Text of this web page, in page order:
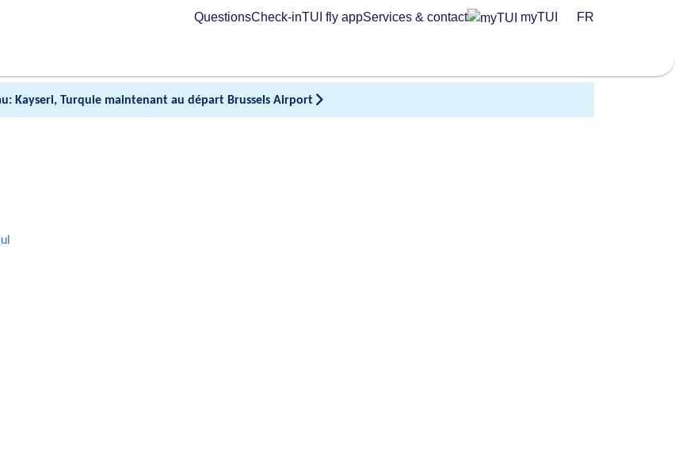
QuestionsCheck-inTUI fly appServices & contact myTUI FR
Kayseri, Turquie maintenant au départ Brussels Airport